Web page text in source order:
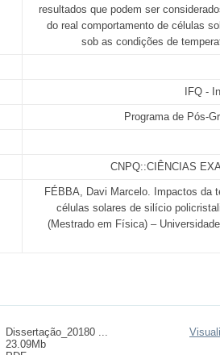
resultados que podem ser
do real comportamento de células
sob as condições de
IFQ -
Programa de Pós-
CNPQ::CIÊNCIAS
FÉBBA, Davi Marcelo. Impactos da
células solares de silício
(Mestrado em Física) –
Dissertação_20180 ...
23.09Mb